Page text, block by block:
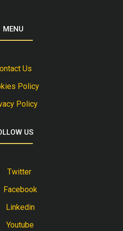
MENU
Us
Policy
Policy
US
Twitter
Facebook
Linkedin
Youtube